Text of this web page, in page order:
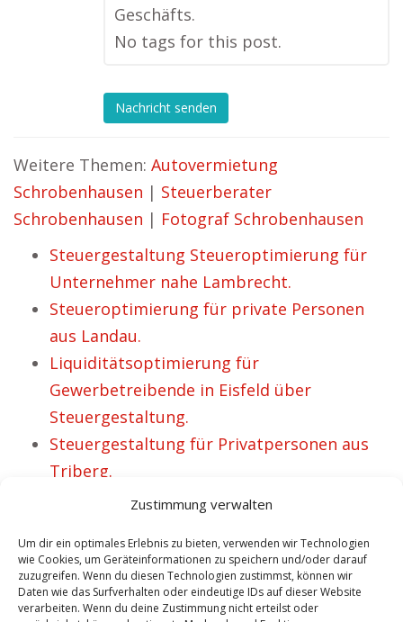
Zustimmung verwalten
Um dir ein optimales Erlebnis zu bieten, verwenden wir Technologien
wie Cookies, um Geräteinformationen zu speichern und/oder darauf
zuzugreifen. Wenn du diesen Technologien zustimmst, können wir
Daten wie das Surfverhalten oder eindeutige IDs auf dieser Website
verarbeiten. Wenn du deine Zustimmung nicht erteilst oder
Geschäfts.
No tags for this post.
Nachricht senden
Weitere Themen: Autovermietung
Schrobenhausen | Steuerberater
Schrobenhausen | Fotograf Schrobenhausen
Steuergestaltung Steueroptimierung für
Unternehmer nahe Lambrecht.
Steueroptimierung für private Personen
aus Landau.
Liquiditätsoptimierung für
Gewerbetreibende in Eisfeld über
Steuergestaltung.
Steuergestaltung für Privatpersonen aus
Triberg.
Steuern sparen Steyregg –
Steueroptimierung Bad Sooden –
Steuerberater für Unternehmen.
Steueroptimierung Oelsnitz –